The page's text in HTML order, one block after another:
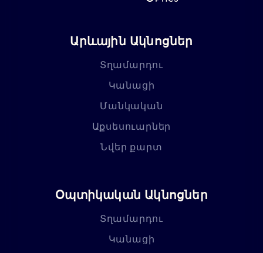
Արևային Ակնոցներ
Տղամարդու
Կանացի
Մանկական
Աքսեսուարներ
Նվեր քարտ
Օպտիկական Ակնոցներ
Տղամարդու
Կանացի